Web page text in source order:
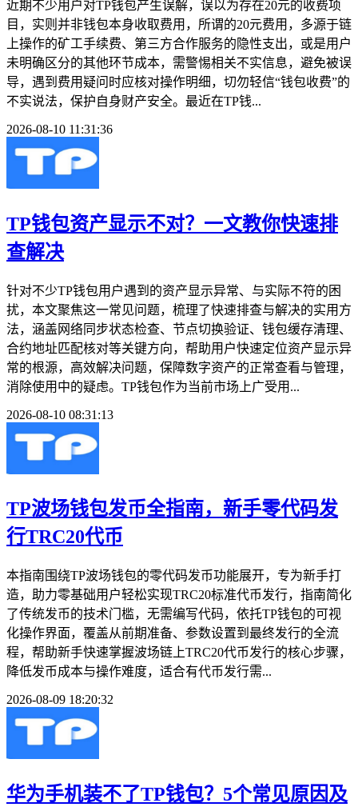
近期不少用户对TP钱包产生误解，误以为存在20元的收费项
目，实则并非钱包本身收取费用，所谓的20元费用，多源于链
上操作的矿工手续费、第三方合作服务的隐性支出，或是用户
未明确区分的其他环节成本，需警惕相关不实信息，避免被误
导，遇到费用疑问时应核对操作明细，切勿轻信“钱包收费”的
不实说法，保护自身财产安全。最近在TP钱...
2026-08-10 11:31:36
TP钱包资产显示不对？一文教你快速排
查解决
针对不少TP钱包用户遇到的资产显示异常、与实际不符的困
扰，本文聚焦这一常见问题，梳理了快速排查与解决的实用方
法，涵盖网络同步状态检查、节点切换验证、钱包缓存清理、
合约地址匹配核对等关键方向，帮助用户快速定位资产显示异
常的根源，高效解决问题，保障数字资产的正常查看与管理，
消除使用中的疑虑。TP钱包作为当前市场上广受用...
2026-08-10 08:31:13
TP波场钱包发币全指南，新手零代码发
行TRC20代币
本指南围绕TP波场钱包的零代码发币功能展开，专为新手打
造，助力零基础用户轻松实现TRC20标准代币发行，指南简化
了传统发币的技术门槛，无需编写代码，依托TP钱包的可视
化操作界面，覆盖从前期准备、参数设置到最终发行的全流
程，帮助新手快速掌握波场链上TRC20代币发行的核心步骤，
降低发币成本与操作难度，适合有代币发行需...
2026-08-09 18:20:32
华为手机装不了TP钱包？5个常见原因及